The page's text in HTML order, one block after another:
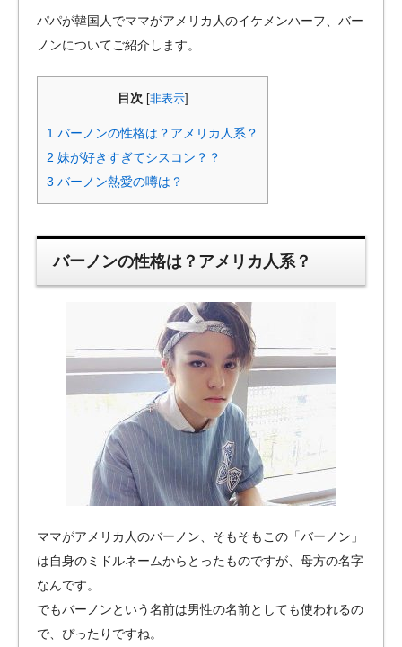
パパが韓国人でママがアメリカ人のイケメンハーフ、バー
ノンについてご紹介します。
目次 [非表示]
1 バーノンの性格は？アメリカ人系？
2 妹が好きすぎてシスコン？？
3 バーノン熱愛の噂は？
バーノンの性格は？アメリカ人系？
ママがアメリカ人のバーノン、そもそもこの「バーノン」
は自身のミドルネームからとったものですが、母方の名字
なんです。
でもバーノンという名前は男性の名前としても使われるの
で、ぴったりですね。